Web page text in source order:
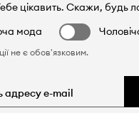
цікавить. Скажи, будь
мода
не є обов'язковим.